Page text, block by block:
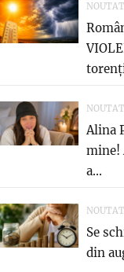
Alina
mine!
a...
Se
din